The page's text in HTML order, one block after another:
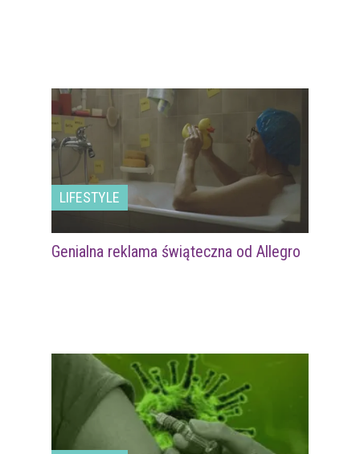
LIFESTYLE
Genialna reklama świąteczna od Allegro